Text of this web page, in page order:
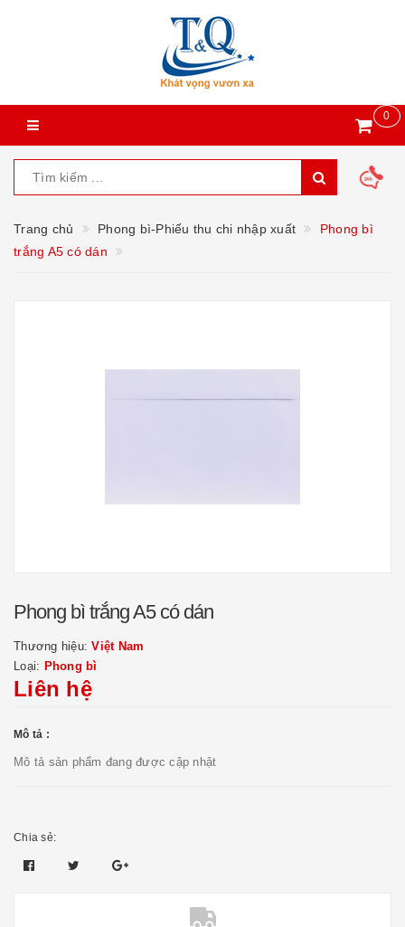
0
Trang chủ Phong bì-Phiếu thu chi nhập xuất
Phong bì
trắng A5 có dán
Phong bì trắng A5 có dán
Thương hiệu:Việt Nam
Loại: Phong bì
Liên hệ
Mô tả :
Mô tả sản phẩm đang được cập nhật
Chia sẻ: